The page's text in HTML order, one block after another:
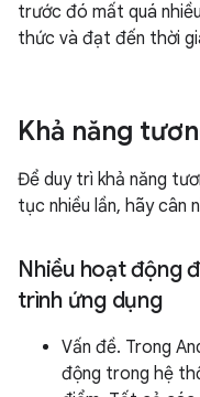
trước đó mất quá
thức và đạt đến thời
Khả năng
Để duy trì khả năng
tục nhiều lần, hãy cân
Nhiều hoạt động
trình ứng dụng
Vấn đề. Trong
động trong hệ